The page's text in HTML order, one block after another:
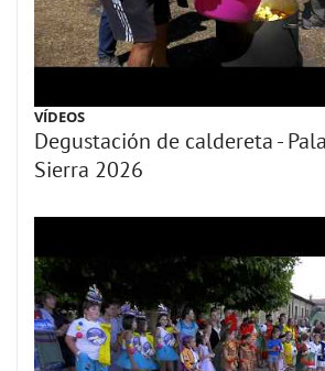
VÍDEOS
Degustación de caldereta -
Sierra 2026